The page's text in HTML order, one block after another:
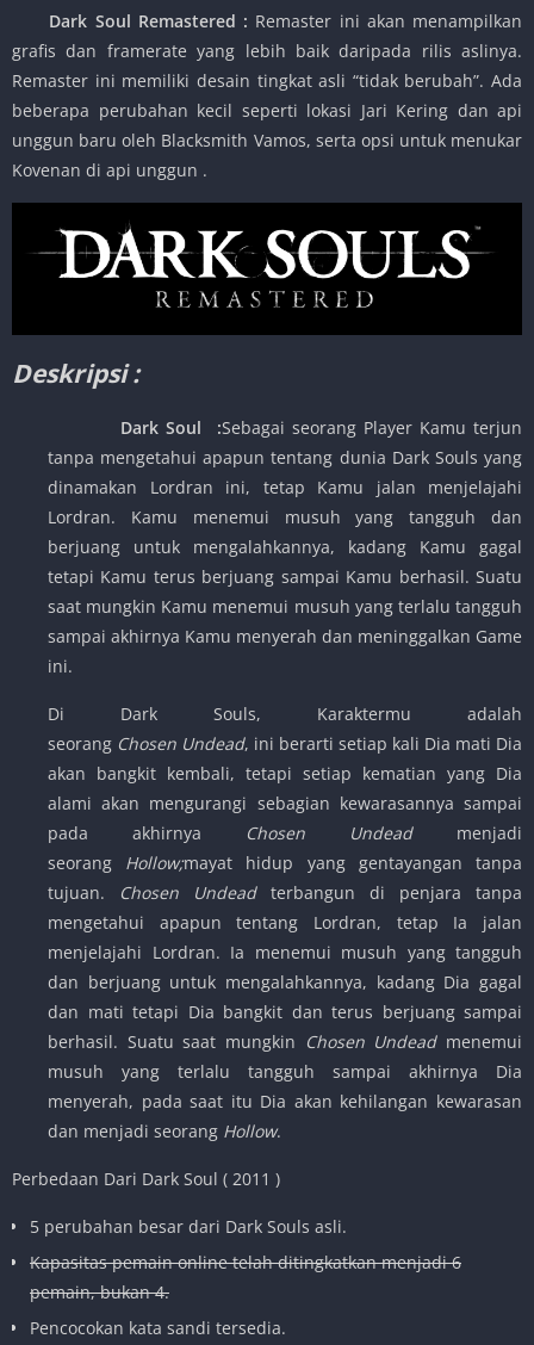
Dark Soul Remastered : Remaster ini akan menampilkan
grafis dan framerate yang lebih baik daripada rilis aslinya.
Remaster ini memiliki desain tingkat asli “tidak berubah”. Ada
beberapa perubahan kecil seperti lokasi Jari Kering dan api
unggun baru oleh Blacksmith Vamos, serta opsi untuk menukar
Kovenan di api unggun .
Deskripsi :
Dark Soul :Sebagai seorang Player Kamu terjun
tanpa mengetahui apapun tentang dunia Dark Souls yang
dinamakan Lordran ini, tetap Kamu jalan menjelajahi
Lordran. Kamu menemui musuh yang tangguh dan
berjuang untuk mengalahkannya, kadang Kamu gagal
tetapi Kamu terus berjuang sampai Kamu berhasil. Suatu
saat mungkin Kamu menemui musuh yang terlalu tangguh
sampai akhirnya Kamu menyerah dan meninggalkan Game
ini.
Di Dark Souls, Karaktermu adalah
seorang Chosen Undead, ini berarti setiap kali Dia mati Dia
akan bangkit kembali, tetapi setiap kematian yang Dia
alami akan mengurangi sebagian kewarasannya sampai
pada akhirnya
Chosen Undead menjadi
seorang Hollow;mayat hidup yang gentayangan tanpa
tujuan.
Chosen Undeadterbangun di penjara tanpa
mengetahui apapun tentang Lordran, tetap Ia jalan
menjelajahi Lordran. Ia menemui musuh yang tangguh
dan berjuang untuk mengalahkannya, kadang Dia gagal
dan mati tetapi Dia bangkit dan terus berjuang sampai
berhasil. Suatu saat mungkin Chosen Undeadmenemui
musuh yang terlalu tangguh sampai akhirnya Dia
menyerah, pada saat itu Dia akan kehilangan kewarasan
dan menjadi seorang Hollow.
Perbedaan Dari Dark Soul ( 2011 )
5 perubahan besar dari Dark Souls asli.
Kapasitas pemain online telah ditingkatkan menjadi 6
pemain, bukan 4.
Pencocokan kata sandi tersedia.